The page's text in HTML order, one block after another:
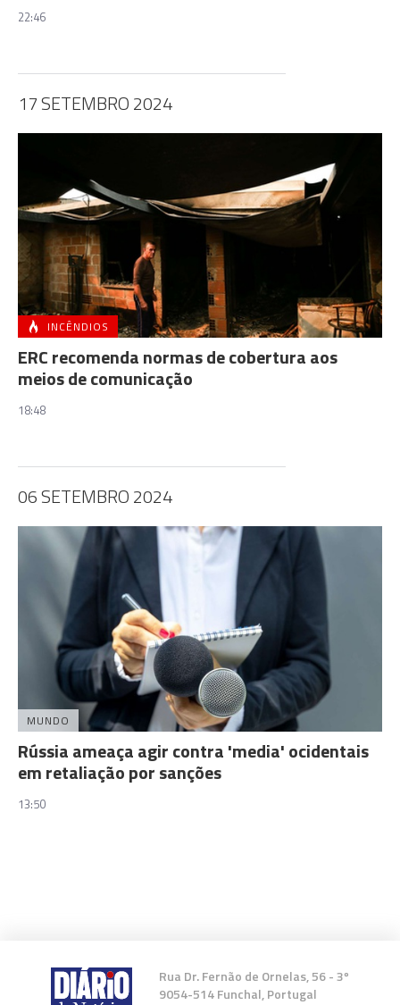
22:46
17 SETEMBRO 2024
INCÊNDIOS
ERC recomenda normas de cobertura aos
meios de comunicação
18:48
06 SETEMBRO 2024
MUNDO
Rússia ameaça agir contra 'media' ocidentais
em retaliação por sanções
13:50
Rua Dr. Fernão de Ornelas, 56 - 3º
9054-514 Funchal, Portugal